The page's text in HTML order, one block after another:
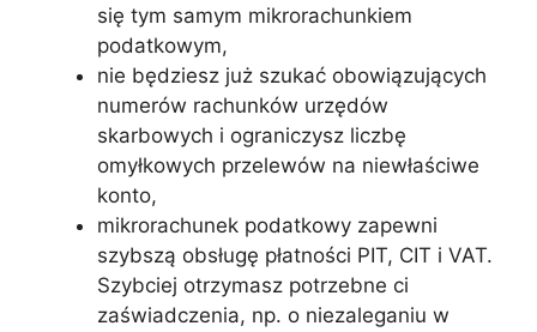
się tym samym mikrorachunkiem
podatkowym,
nie będziesz już szukać obowiązujących
numerów rachunków urzędów
skarbowych i ograniczysz liczbę
omyłkowych przelewów na niewłaściwe
konto,
mikrorachunek podatkowy zapewni
szybszą obsługę płatności PIT, CIT i VAT.
Szybciej otrzymasz potrzebne ci
zaświadczenia, np. o niezaleganiu w